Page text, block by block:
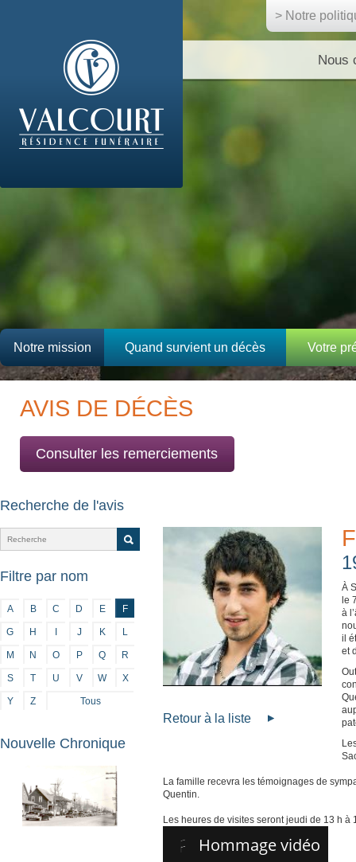
> Notre
Nous
Notre mission Quand survient un décès Votre
AVIS DE DÉCÈS
Consulter les remerciements
Recherche de l'avis
Filtre par nom
A B C D E F
G H I J K L
M N O P Q R
S T U V W X
Y Z Tous
Retour à la liste
À
le
à
il
et
La famille recevra les témoignages de
Quentin.
Les heures de visites seront jeudi de 13 h à
Hommage vidéo
Nouvelle Chronique